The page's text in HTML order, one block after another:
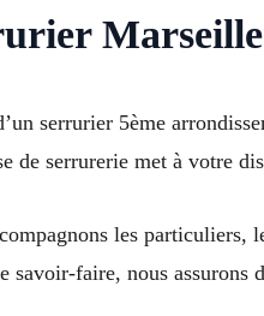
serrurier 5ème
de serrurerie met à votre
les particuliers,
savoir-faire, nous assurons